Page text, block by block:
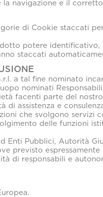
la navigazione e il
di Cookie staccati
potere
staccati
a tal fine nominato
nominati
facenti parte del
assistenza e
che svolgono servizi
delle funzioni
Enti Pubblici, Autorità
previsto
di responsabili e